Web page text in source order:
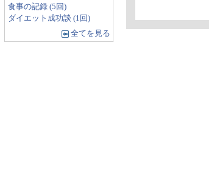
食事の記録 (5回)
ダイエット成功談 (1回)
全てを見る